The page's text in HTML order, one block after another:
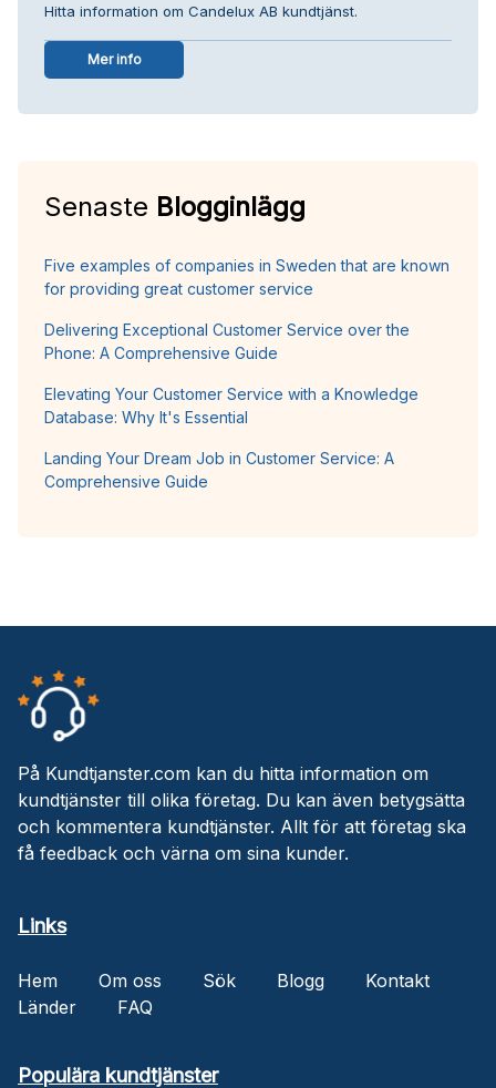
Hitta information om Candelux AB kundtjänst.
Mer info
Senaste Blogginlägg
Five examples of companies in Sweden that are known
for providing great customer service
Delivering Exceptional Customer Service over the
Phone: A Comprehensive Guide
Elevating Your Customer Service with a Knowledge
Database: Why It's Essential
Landing Your Dream Job in Customer Service: A
Comprehensive Guide
På Kundtjanster.com kan du hitta information om
kundtjänster till olika företag. Du kan även betygsätta
och kommentera kundtjänster. Allt för att företag ska
få feedback och värna om sina kunder.
Links
Hem Om oss Sök Blogg
Kontakt
Länder
FAQ
Populära kundtjänster